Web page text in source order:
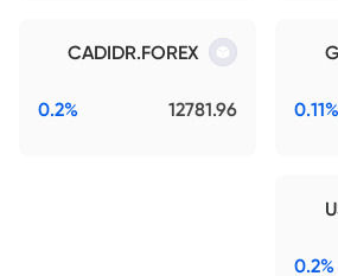
0.11%
CADIDR.FOREX
12781.96
0.2%
0.2%